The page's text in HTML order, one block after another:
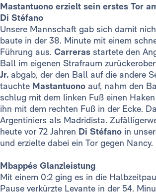
Mastantuono erzielt sein erstes Tor
Di Stéfano
Unsere Mannschaft gab sich damit
baute in der 38. Minute mit einem
Führung aus. Carreras startete den
Ball im eigenen Strafraum
Jr. abgab, der den Ball auf die andere
tauchte Mastantuono auf, nahm den
schlug mit dem linken Fuß einen
ihn mit dem rechten Fuß in der Ecke.
Argentiniers als Madridista.
heute vor 72 Jahren Di Stéfano in
und erzielte dabei ein Tor gegen Nancy.
Mbappés Glanzleistung
Mit einem 0:2 ging es in die
Pause verkürzte Levante in der 54.